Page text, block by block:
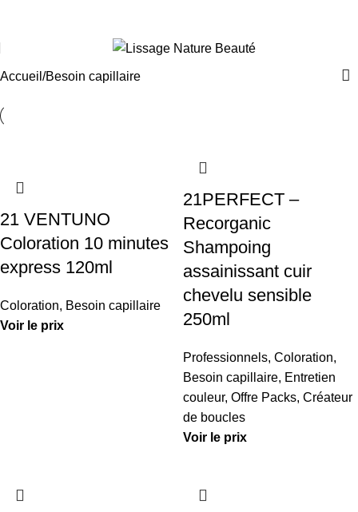
Accueil Besoin capillaire
21 VENTUNO
Coloration 10 minutes
express 120ml
Coloration, Besoin capillaire
Voir le prix
21PERFECT –
Recorganic
Shampoing
assainissant cuir
chevelu sensible
250ml
Professionnels, Coloration,
Besoin capillaire, Entretien
couleur, Offre Packs, Créateur
de boucles
Voir le prix